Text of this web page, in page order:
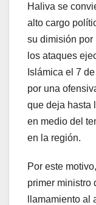
Haliva se
alto cargo
su dimisión por
los ataques
Islámica el 7
por una
que deja hasta
en medio del
en la región.
Por este
primer ministro
llamamiento